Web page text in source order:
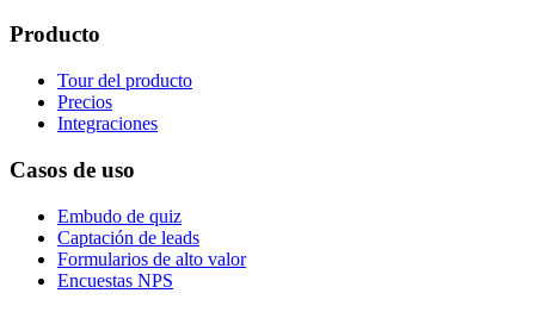
Producto
Tour del producto
Precios
Integraciones
Casos de uso
Embudo de quiz
Captación de leads
Formularios de alto valor
Encuestas NPS